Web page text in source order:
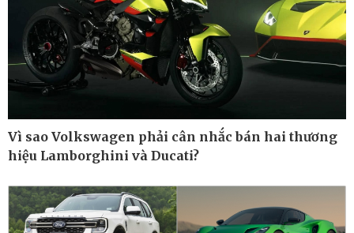
Quốc hội
Nhận diện sự thật
Dự báo thời tiết
Dấu ấn VOV
Việc làm
Biển đảo
Vì sao Volkswagen phải cân nhắc bán hai thương
hiệu Lamborghini và Ducati?